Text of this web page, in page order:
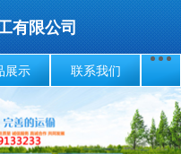
有限公司
展示 联系我们